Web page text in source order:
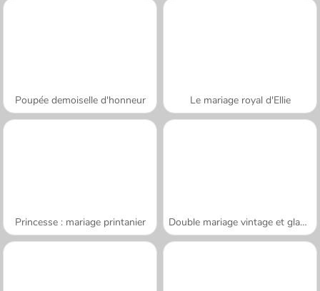
Poupée demoiselle d'honneur Le mariage royal d'Ellie
Princesse : mariage printanier Double mariage vintage et glamour